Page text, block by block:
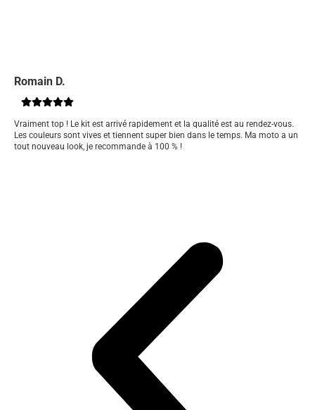
Romain D.
Vraiment top ! Le kit est arrivé rapidement et la qualité est au rendez-vous.
Les couleurs sont vives et tiennent super bien dans le temps. Ma moto a un
tout nouveau look, je recommande à 100 % !